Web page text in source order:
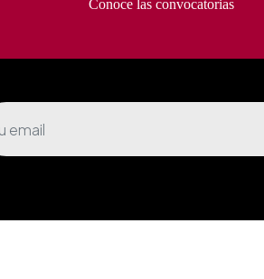
Conoce las convocatorias